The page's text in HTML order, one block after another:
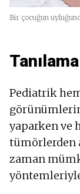
Bir çocuğun
Tanılama
Pediatrik
yaparken ve
tümörlerden
zaman